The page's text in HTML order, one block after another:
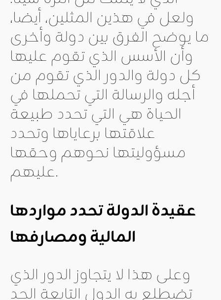
ولعل في هذين المثلين، أيضا،
ما يوضح الفرق بين دولة وأخرى
وأن الأسس الذي تقوم عليها
كل دولة والدور الذي تقوم من
أجله والرسالة التي تحملها في
الحياة هي التي تحدد طبيعة
علاقتها برعاياها وتحدد
مسؤوليتها نحوهم وحقها
عليهم.
عقيدة الدولة تحدد مواردها
المالية ومصارفها
وعلى هذا لا يتجاوز الدور الذي
تضطلع به الدول التابعة الحد